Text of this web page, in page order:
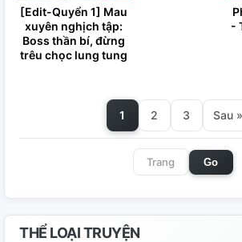
[Edit-Quyển 1] Mau
xuyên nghịch tập:
Boss thần bí, đừng
trêu chọc lung tung
-
1 2 3 Sau »
Go
THỂ LOẠI TRUYỆN